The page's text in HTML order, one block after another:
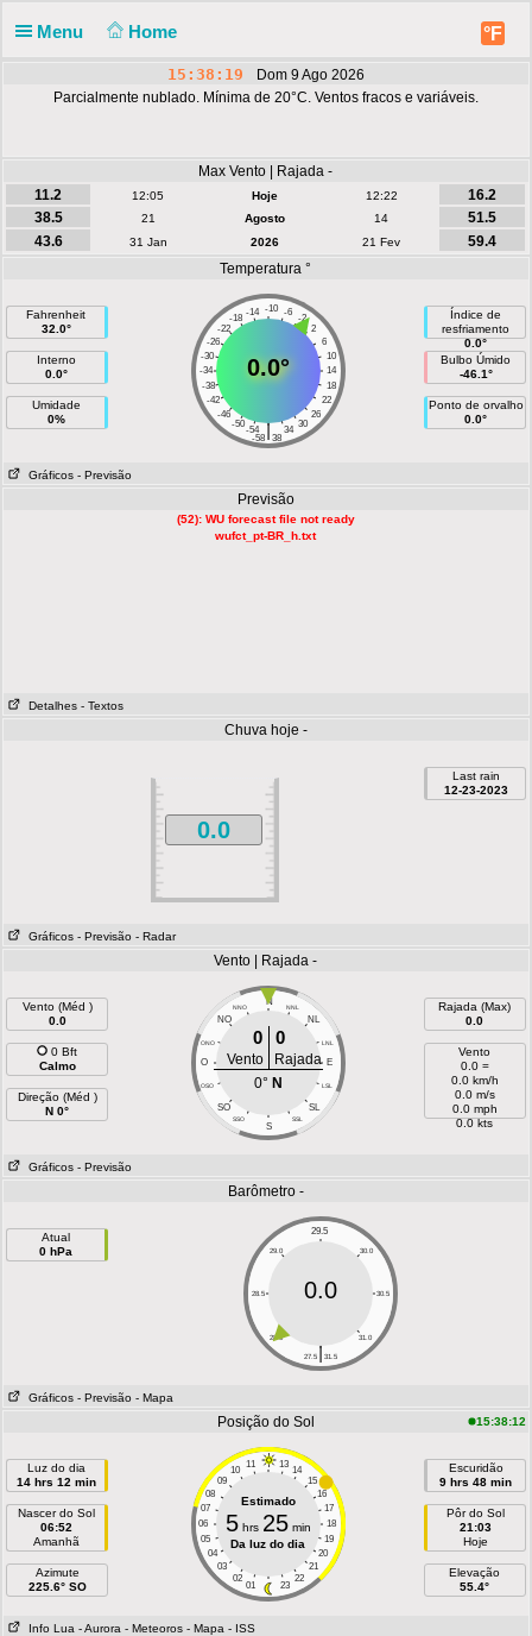
Menu Home °F
15:38:19
Dom 9 Ago 2026
Parcialmente nublado. Mínima de 20°C. Ventos fracos e variáveis.
Max Vento | Rajada -
11.2
12:05 Hoje 12:22
16.2
38.5
21 Agosto 14
51.5
43.6
31 Jan 2026 21 Fev
59.4
Temperatura °
Fahrenheit
32.0°
Interno
0.0°
Umidade
0%
-10
-14 -6
-18
-2
-22
2
-26
6
-30
10
-34
14
-38
18
-42
22
-46
26
-50
30
-54 34
|
-58 38
0.0°
Índice de
resfriamento
0.0°
Bulbo Úmido
-46.1°
Ponto de orvalho
0.0°
Gráficos - Previsão
Previsão
(52): WU forecast file not ready
wufct_pt-BR_h.txt
Detalhes - Textos
Chuva hoje -
0.0
Last rain
12-23-2023
Gráficos - Previsão - Radar
Vento | Rajada -
Vento (Méd )
0.0
0 Bft
Calmo
Direção (Méd )
N 0°
N
NNO NNL
NO NL
ONO LNL
O E
OSO LSL
SO SL
SSO SSL
S
0 0
Vento
Rajada
0° N
Rajada (Max)
0.0
Vento
0.0 =
0.0 km/h
0.0 m/s
0.0 mph
0.0 kts
Gráficos - Previsão
Barômetro -
Atual
0 hPa
29.5
29.0 30.0
28.5 30.5
28.0 31.0
|
27.5 31.5
0.0
Gráficos - Previsão - Mapa
Posição do Sol 15:38:12
Luz do dia
14 hrs 12 min
Nascer do Sol
06:52
Amanhã
Azimute
225.6° SO
11 13
10
14
09
15
08
16
07
17
06
18
05
19
04
20
03
21
02
22
01 23
Estimado
5hrs 25min
Da luz do dia
Escuridão
9 hrs 48 min
Pôr do Sol
21:03
Hoje
Elevação
55.4°
Info Lua - Aurora - Meteoros - Mapa - ISS